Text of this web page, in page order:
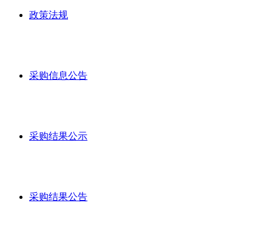
政策法规
采购信息公告
采购结果公示
采购结果公告